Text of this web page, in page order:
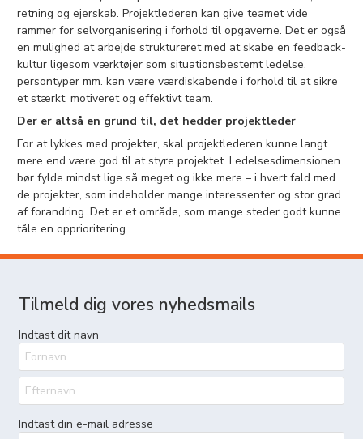
retning og ejerskab. Projektlederen kan give teamet vide
rammer for selvorganisering i forhold til opgaverne. Det er også
en mulighed at arbejde struktureret med at skabe en feedback-
kultur ligesom værktøjer som situationsbestemt ledelse,
persontyper mm. kan være værdiskabende i forhold til at sikre
et stærkt, motiveret og effektivt team.
Der er altså en grund til, det hedder projektleder
For at lykkes med projekter, skal projektlederen kunne langt
mere end være god til at styre projektet. Ledelsesdimensionen
bør fylde mindst lige så meget og ikke mere – i hvert fald med
de projekter, som indeholder mange interessenter og stor grad
af forandring. Det er et område, som mange steder godt kunne
tåle en opprioritering.
Tilmeld dig vores nyhedsmails
Indtast dit navn
Indtast din e-mail adresse